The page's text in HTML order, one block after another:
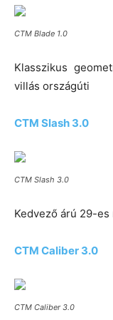
CTM Blade 1.0
Klasszikus
villás országúti
CTM Slash 3.0
CTM Slash 3.0
Kedvező árú 29-
CTM Caliber 3.0
CTM Caliber 3.0